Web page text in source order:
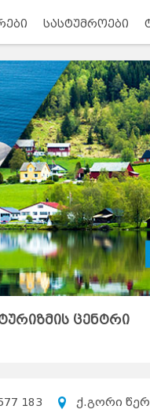
სასტუმროები
ცენტრი
183
ქ.გორი